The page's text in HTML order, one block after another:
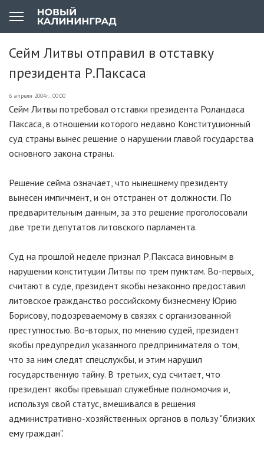
Сейм Литвы отправил в отставку
президента Р.Паксаса
6 апреля 2004г., 00:00
Сейм Литвы потребовал отставки президента Роландаса
Паксаса, в отношении которого недавно Конституционный
суд страны вынес решение о нарушении главой государства
основного закона страны.
Решение сейма означает, что нынешнему президенту
вынесен импичмент, и он отстранен от должности. По
предварительным данным, за это решение проголосовали
две трети депутатов литовского парламента.
Суд на прошлой неделе признал Р.Паксаса виновным в
нарушении конституции Литвы по трем пунктам. Во-первых,
считают в суде, президент якобы незаконно предоставил
литовское гражданство российскому бизнесмену Юрию
Борисову, подозреваемому в связях с организованной
преступностью. Во-вторых, по мнению судей, президент
якобы предупредил указанного предпринимателя о том,
что за ним следят спецслужбы, и этим нарушил
государственную тайну. В третьих, суд считает, что
президент якобы превышал служебные полномочия и,
используя свой статус, вмешивался в решения
административно-хозяйственных органов в пользу "близких
ему граждан".